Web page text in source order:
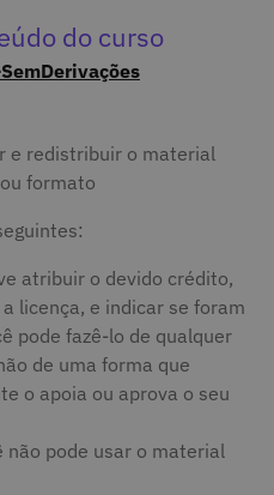
do curso
e redistribuir o material
formato
atribuir o devido crédito,
licença, e indicar se foram
pode fazê-lo de qualquer
de uma forma que
o apoia ou aprova o seu
não pode usar o material